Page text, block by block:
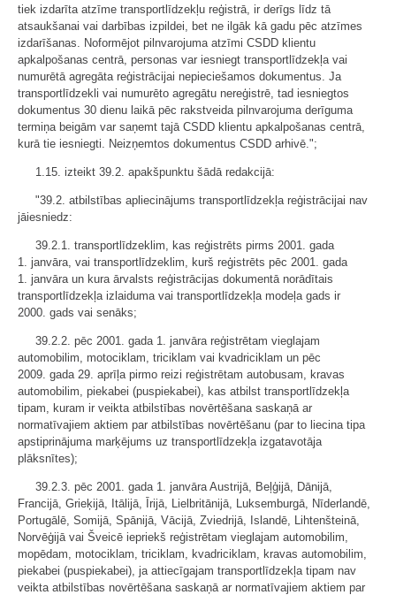
tiek izdarīta atzīme transportlīdzekļu reģistrā, ir derīgs līdz tā
atsaukšanai vai darbības izpildei, bet ne ilgāk kā gadu pēc atzīmes
izdarīšanas. Noformējot pilnvarojuma atzīmi CSDD klientu
apkalpošanas centrā, personas var iesniegt transportlīdzekļa vai
numurētā agregāta reģistrācijai nepieciešamos dokumentus. Ja
transportlīdzekli vai numurēto agregātu nereģistrē, tad iesniegtos
dokumentus 30 dienu laikā pēc rakstveida pilnvarojuma derīguma
termiņa beigām var saņemt tajā CSDD klientu apkalpošanas centrā,
kurā tie iesniegti. Neizņemtos dokumentus CSDD arhivē.";
1.15. izteikt 39.2. apakšpunktu šādā redakcijā:
"39.2. atbilstības apliecinājums transportlīdzekļa reģistrācijai nav
jāiesniedz:
39.2.1. transportlīdzeklim, kas reģistrēts pirms 2001. gada
1. janvāra, vai transportlīdzeklim, kurš reģistrēts pēc 2001. gada
1. janvāra un kura ārvalsts reģistrācijas dokumentā norādītais
transportlīdzekļa izlaiduma vai transportlīdzekļa modeļa gads ir
2000. gads vai senāks;
39.2.2. pēc 2001. gada 1. janvāra reģistrētam vieglajam
automobilim, motociklam, triciklam vai kvadriciklam un pēc
2009. gada 29. aprīļa pirmo reizi reģistrētam autobusam, kravas
automobilim, piekabei (puspiekabei), kas atbilst transportlīdzekļa
tipam, kuram ir veikta atbilstības novērtēšana saskaņā ar
normatīvajiem aktiem par atbilstības novērtēšanu (par to liecina tipa
apstiprinājuma marķējums uz transportlīdzekļa izgatavotāja
plāksnītes);
39.2.3. pēc 2001. gada 1. janvāra Austrijā, Beļģijā, Dānijā,
Francijā, Grieķijā, Itālijā, Īrijā, Lielbritānijā, Luksemburgā, Nīderlandē,
Portugālē, Somijā, Spānijā, Vācijā, Zviedrijā, Islandē, Lihtenšteinā,
Norvēģijā vai Šveicē iepriekš reģistrētam vieglajam automobilim,
mopēdam, motociklam, triciklam, kvadriciklam, kravas automobilim,
piekabei (puspiekabei), ja attiecīgajam transportlīdzekļa tipam nav
veikta atbilstības novērtēšana saskaņā ar normatīvajiem aktiem par